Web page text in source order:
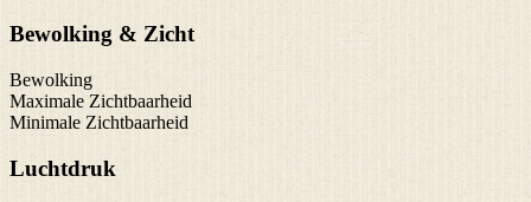
Bewolking & Zicht
Bewolking
Maximale Zichtbaarheid
Minimale Zichtbaarheid
Luchtdruk